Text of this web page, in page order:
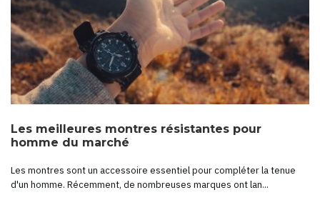
Les meilleures montres résistantes pour
homme du marché
Les montres sont un accessoire essentiel pour compléter la tenue
d'un homme. Récemment, de nombreuses marques ont lan...